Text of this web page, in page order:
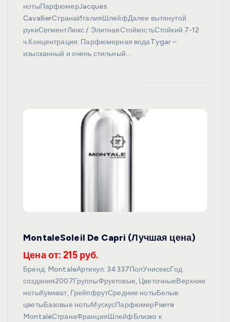
нотыПарфюмерJacques
CavallierСтранаИталияШлейфДалее вытянутой
рукиСегментЛюкс / ЭлитнаяСтойкостьСтойкий 7-12
ч.Концентрация: Парфюмерная водаTygar –
изысканный и очень стильный…
MontaleSoleil De Capri (Лучшая цена)
Цена от: 215 руб.
Бренд: MontaleАртикул: 34337ПолУнисексГод
создания2007ГруппыФруктовые, ЦветочныеВерхние
нотыКумкват, ГрейпфрутСредние нотыБелые
цветыБазовые нотыМускусПарфюмерPierre
MontaleСтранаФранцияШлейфБлизко к